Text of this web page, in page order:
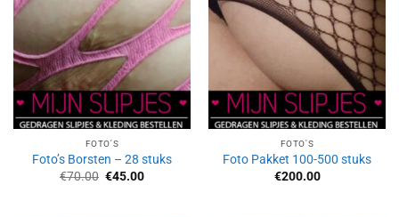
FOTO'S
Foto’s Borsten – 28 stuks
€70.00 Oorspronkelijke
€45.00Huidige
FOTO'S
Foto Pakket 100-500 stuks
€200.00